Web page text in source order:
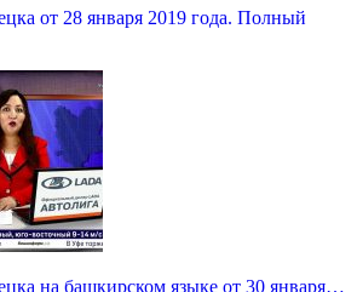
от 28 января 2019 года. Полный
на башкирском языке от 30 января…